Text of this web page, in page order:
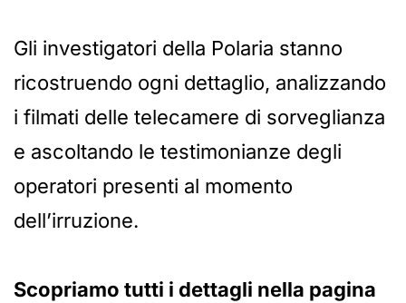
Gli investigatori della Polaria stanno
ricostruendo ogni dettaglio, analizzando
i filmati delle telecamere di sorveglianza
e ascoltando le testimonianze degli
operatori presenti al momento
dell’irruzione.
Scopriamo tutti i dettagli nella pagina